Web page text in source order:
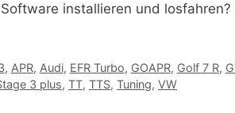
installieren und
, APR, Audi, EFR Turbo, GOAPR, Golf 7 R,
3 plus, TT, TTS, Tuning, VW